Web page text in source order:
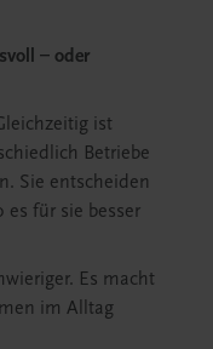
– oder
ist
Betriebe
Sie entscheiden
es für sie besser
Es macht
im Alltag